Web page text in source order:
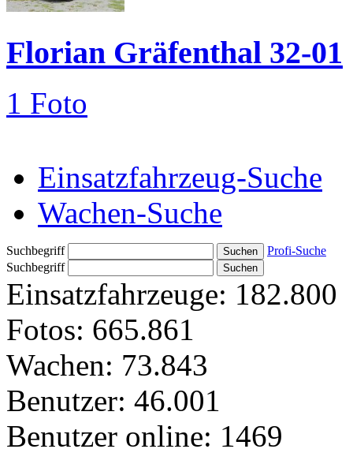
Florian Gräfenthal 32-01
1 Foto
Einsatzfahrzeug-Suche
Wachen-Suche
Suchbegriff
Profi-Suche
Suchbegriff
Einsatzfahrzeuge: 182.800
Fotos: 665.861
Wachen: 73.843
Benutzer: 46.001
Benutzer online: 1469